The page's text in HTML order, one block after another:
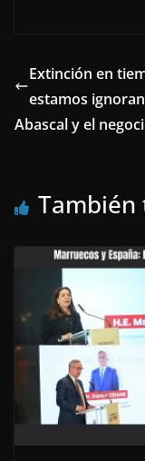
Extinción en
estamos
Abascal y el
También